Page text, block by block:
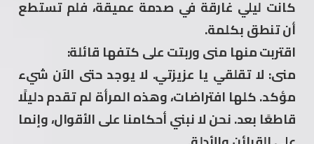
كانت ليلي غارقة في صدمة عميقة، فلم تستطع
أن تنطق بكلمة.
اقتربت منها منى وربتت على كتفها قائلة:
منى: لا تقلقي يا عزيزتي. لا يوجد حتى الآن شيء
مؤكد. كلها افتراضات، وهذه المرأة لم تقدم دليلًا
قاطعًا بعد. نحن لا نبني أحكامنا على الأقوال، وإنما